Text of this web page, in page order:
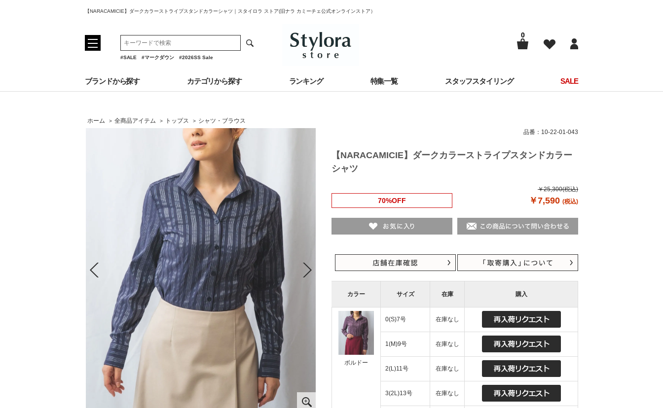
【NARACAMICIE】ダークカラーストライプスタンドカラーシャツ｜スタイロラ ストア(旧ナラ カミーチェ公式オンラインストア）
#SALE #マークダウン #2026SS Sale
0
ブランドから探す カテゴリから探す ランキング 特集一覧 スタッフスタイリング SALE
ホーム > 全商品アイテム > トップス > シャツ・ブラウス
品番：10-22-01-043
【NARACAMICIE】ダークカラーストライプスタンドカラー
シャツ
￥25,300(税込)
70%OFF ￥7,590 (税込)
カラー サイズ 在庫 購入
ボルドー
0(S)7号 在庫なし
1(M)9号 在庫なし
2(L)11号 在庫なし
3(2L)13号 在庫なし